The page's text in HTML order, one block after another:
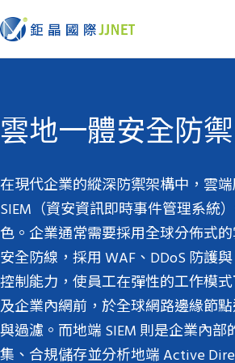
雲地一體安全防禦
在現代企業的縱深防禦架構中，雲
SIEM（資安資訊即時事件管理系統
色。企業通常需要採用全球分佈式的
安全防線，採用 WAF、DDoS 防護
控制能力，使員工在彈性的工作模
及企業內網前，於全球網路邊緣節
與過濾。而地端 SIEM 則是企業內
集、合規儲存並分析地端 Active